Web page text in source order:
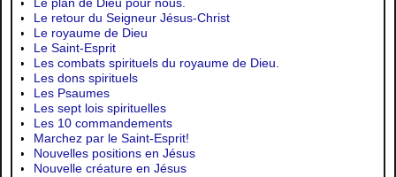
Le plan de Dieu pour nous.
Le retour du Seigneur Jésus-Christ
Le royaume de Dieu
Le Saint-Esprit
Les combats spirituels du royaume de Dieu.
Les dons spirituels
Les Psaumes
Les sept lois spirituelles
Les 10 commandements
Marchez par le Saint-Esprit!
Nouvelles positions en Jésus
Nouvelle créature en Jésus